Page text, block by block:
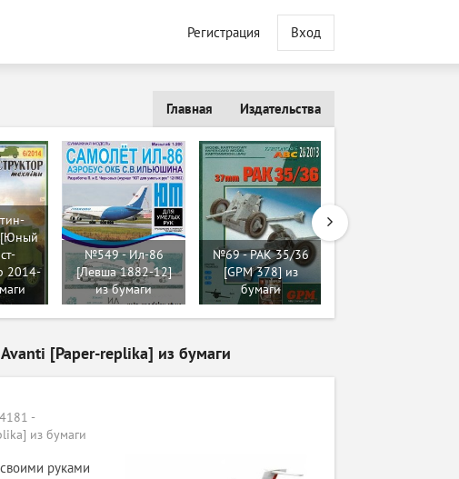
Регистрация Вход
Издательства
Главная
[Юный
2014-
№549 - Ил-86
[Левша 1882-12]
из бумаги
№69 - PAK 35/36
[GPM 378] из
бумаги
[Paper-replika] из бумаги
-
из бумаги
руками